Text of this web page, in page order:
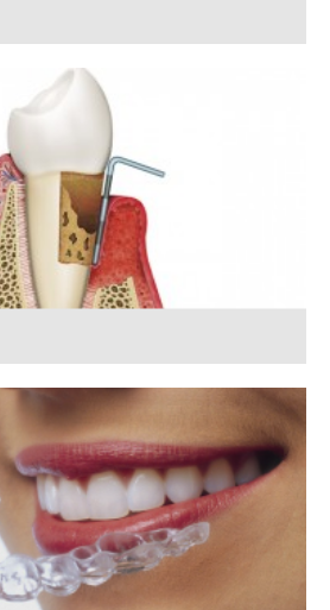
encargada de la
encargada de la